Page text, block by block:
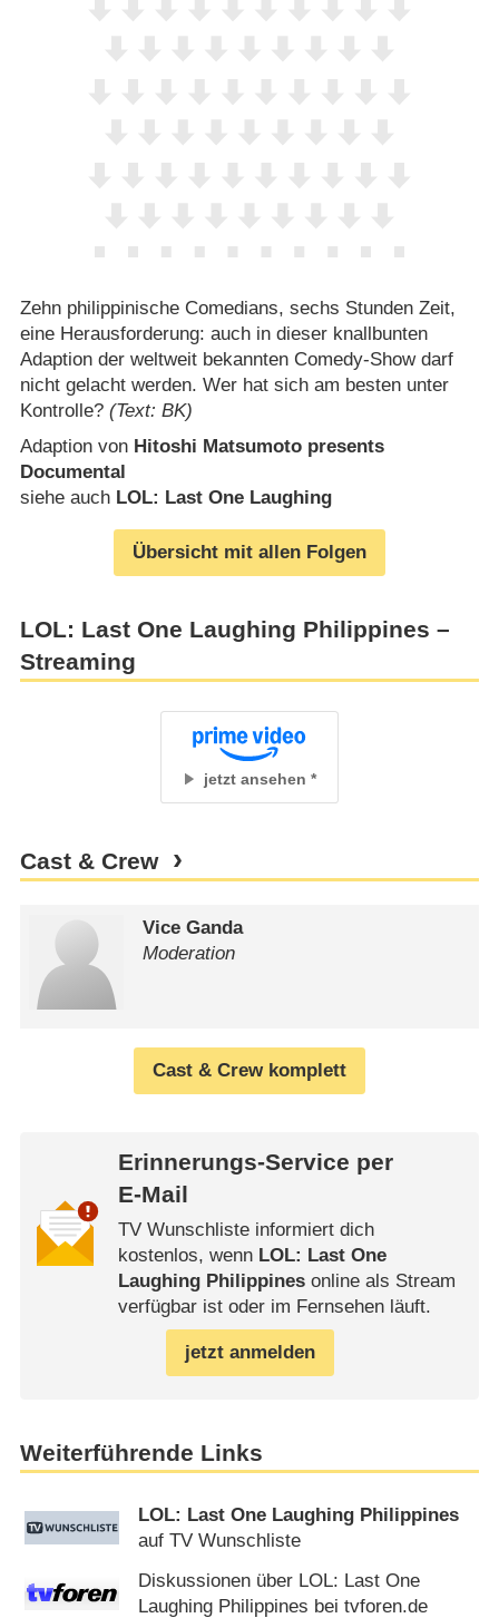
Zehn philippinische Comedians, sechs Stunden Zeit,
eine Herausforderung: auch in dieser knallbunten
Adaption der weltweit bekannten Comedy-Show darf
nicht gelacht werden. Wer hat sich am besten unter
Kontrolle? (Text: BK)
Adaption von Hitoshi Matsumoto presents
Documental
siehe auch LOL: Last One Laughing
Übersicht mit allen Folgen
LOL: Last One Laughing Philippines –
Streaming
jetzt ansehen
Cast & Crew
Vice Ganda
Moderation
Cast & Crew komplett
Erinnerungs-Service per
E-Mail
TV Wunschliste informiert dich
kostenlos, wenn LOL: Last One
Laughing Philippinesonline als Stream
verfügbar ist oder im Fernsehen läuft.
jetzt anmelden
Weiterführende Links
LOL: Last One Laughing Philippines
auf TV Wunschliste
Diskussionen über LOL: Last One
Laughing Philippines bei tvforen.de